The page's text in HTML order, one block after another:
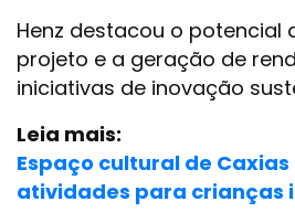
Henz destacou o potencial
projeto e a geração de
iniciativas de inovação
Leia mais:
Espaço cultural de
atividades para crianças